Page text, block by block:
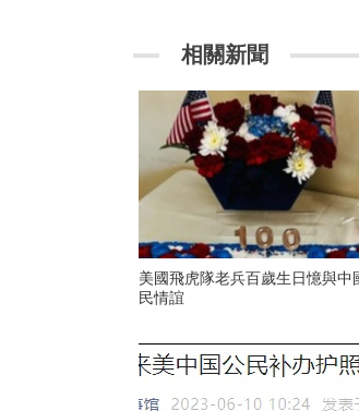
相關新聞
美國飛虎隊老兵百歲生日憶與中
民情誼